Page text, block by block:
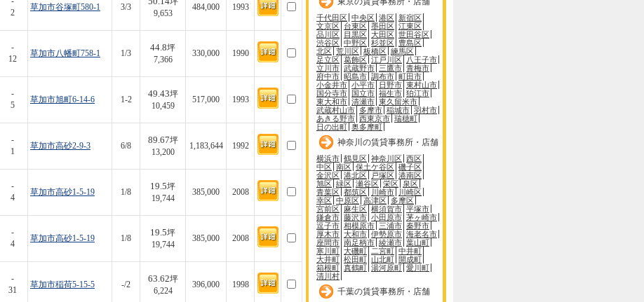
2
草加市谷塚町580-1 3/3
9,653
484,000 1993
-
12
草加市八幡町758-1 1/3
44.8坪
7,366
330,000 1990
-
5
草加市旭町6-14-6 1-2
49.43坪
10,459
517,000 1993
-
1
草加市高砂2-9-3 6/8
89.67坪
13,200
1,183,644 1992
-
4
草加市高砂1-5-19 1/8
19.5坪
19,744
385,000 2008
-
4
草加市高砂1-5-19 1/8
19.5坪
19,744
385,000 2008
-
31
草加市稲荷5-15-5 -/2
63.62坪
6,224
396,000 1998
千代田区 中央区 港区 新宿区
文京区 台東区 墨田区 江東区
品川区 目黒区 大田区 世田谷区
渋谷区 中野区 杉並区 豊島区
北区 荒川区 板橋区 練馬区
足立区 葛飾区 江戸川区
八王子市
立川市 武蔵野市 三鷹市 青梅市
府中市 昭島市 調布市 町田市
小金井市 小平市 日野市 東村山市
国分寺市
国立市 福生市 狛江市
東大和市 清瀬市 東久留米市
武蔵村山市 多摩市 稲城市 羽村市
あきる野市 西東京市 瑞穂町
日の出町 奥多摩町
神奈川の賃貸事務所・店舗
横浜市 鶴見区 神奈川区 西区
中区 南区 保土ケ谷区 磯子区
金沢区 港北区 戸塚区 港南区
旭区 緑区 瀬谷区 栄区 泉区
青葉区 都筑区 川崎市
川崎区
幸区 中原区 高津区 多摩区
宮前区 麻生区 横須賀市 平塚市
鎌倉市 藤沢市 小田原市 茅ヶ崎市
逗子市 相模原市 三浦市 秦野市
厚木市 大和市 伊勢原市 海老名市
座間市 南足柄市 綾瀬市 葉山町
寒川町 大磯町 二宮町 中井町
大井町 松田町 山北町 開成町
箱根町 真鶴町 湯河原町 愛川町
清川村
千葉の賃貸事務所・店舗